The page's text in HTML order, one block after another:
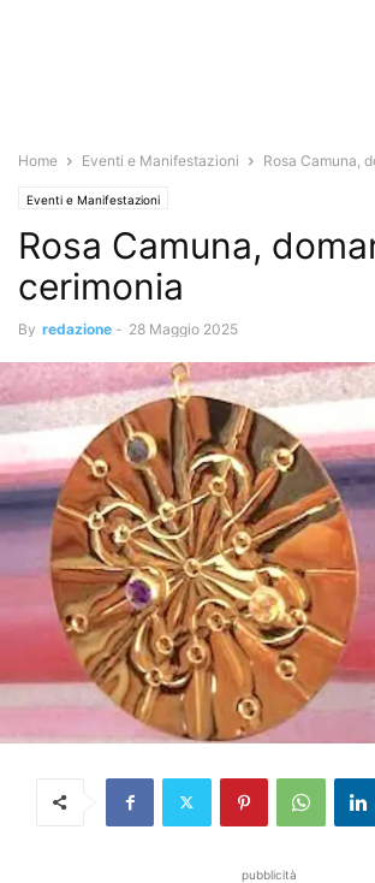
Home Eventi e Manifestazioni Rosa Camuna,
Eventi e Manifestazioni
Rosa Camuna,
cerimonia
By redazione - 28 Maggio 2025
pubblicità